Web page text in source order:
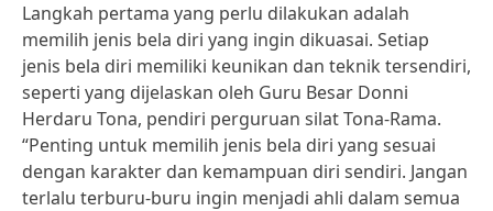
Langkah pertama yang perlu dilakukan adalah
memilih jenis bela diri yang ingin dikuasai. Setiap
jenis bela diri memiliki keunikan dan teknik tersendiri,
seperti yang dijelaskan oleh Guru Besar Donni
Herdaru Tona, pendiri perguruan silat Tona-Rama.
“Penting untuk memilih jenis bela diri yang sesuai
dengan karakter dan kemampuan diri sendiri. Jangan
terlalu terburu-buru ingin menjadi ahli dalam semua